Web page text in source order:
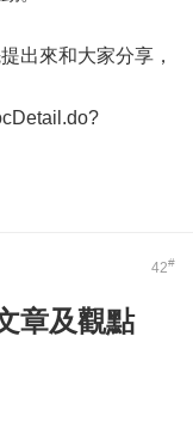
出來和大家分享，
42#
章及觀點
錯誤